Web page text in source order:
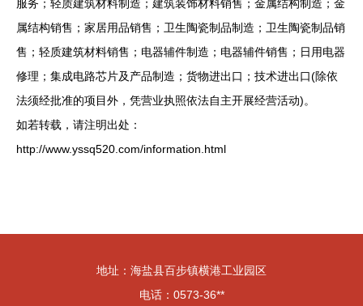
服务；轻质建筑材料制造；建筑装饰材料销售；金属结构制造；金
属结构销售；家居用品销售；卫生陶瓷制品制造；卫生陶瓷制品销
售；轻质建筑材料销售；电器辅件制造；电器辅件销售；日用电器
修理；集成电路芯片及产品制造；货物进出口；技术进出口(除依
法须经批准的项目外，凭营业执照依法自主开展经营活动)。
如若转载，请注明出处：
http://www.yssq520.com/information.html
地址：海盐县百步镇横港工业园区
电话：0573-36**